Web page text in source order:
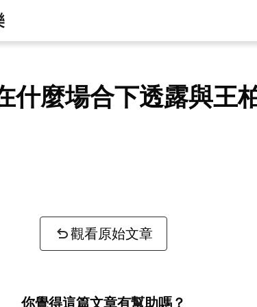
什麼場合下透露與王
觀看原始文章
你覺得這篇文章有幫助嗎？